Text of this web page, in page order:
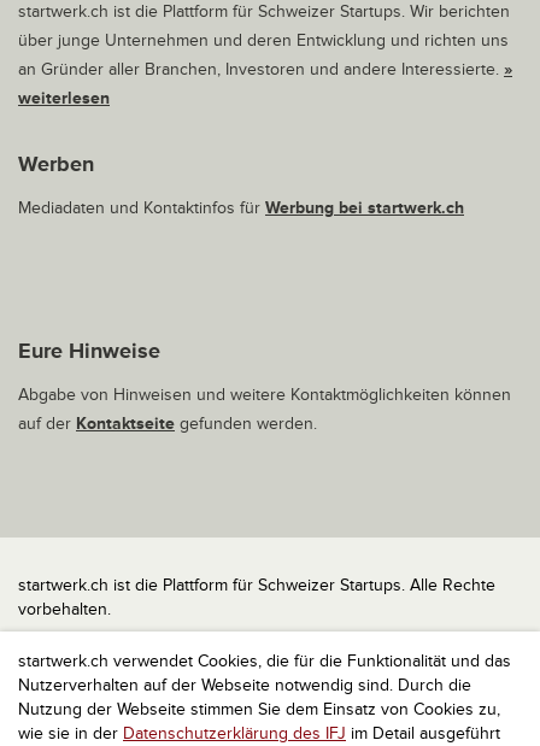
startwerk.ch verwendet Cookies, die für die Funktionalität und das
Nutzerverhalten auf der Webseite notwendig sind. Durch die
Nutzung der Webseite stimmen Sie dem Einsatz von Cookies zu,
wie sie in der Datenschutzerklärung des IFJ im Detail ausgeführt
startwerk.ch ist die Plattform für Schweizer Startups. Wir berichten
über junge Unternehmen und deren Entwicklung und richten uns
an Gründer aller Branchen, Investoren und andere Interessierte. »
weiterlesen
Werben
Mediadaten und Kontaktinfos für Werbung bei startwerk.ch
Eure Hinweise
Abgabe von Hinweisen und weitere Kontaktmöglichkeiten können
auf der Kontaktseite gefunden werden.
startwerk.ch ist die Plattform für Schweizer Startups. Alle Rechte
vorbehalten.
Impressum
Kontakt
nach oben